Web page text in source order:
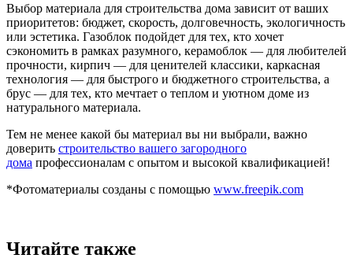
Выбор материала для строительства дома зависит от ваших
приоритетов: бюджет, скорость, долговечность, экологичность
или эстетика. Газоблок подойдет для тех, кто хочет
сэкономить в рамках разумного, керамоблок — для любителей
прочности, кирпич — для ценителей классики, каркасная
технология — для быстрого и бюджетного строительства, а
брус — для тех, кто мечтает о теплом и уютном доме из
натурального материала.
Тем не менее какой бы материал вы ни выбрали, важно
доверить строительство вашего загородного
дома профессионалам с опытом и высокой квалификацией!
*Фотоматериалы созданы с помощью www.freepik.com
Читайте также